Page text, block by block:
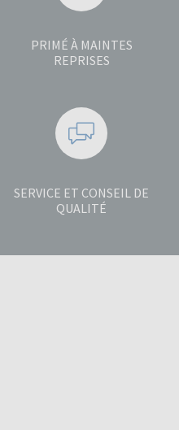
PRIMÉ À MAINTES
REPRISES
SERVICE ET CONSEIL DE
QUALITÉ